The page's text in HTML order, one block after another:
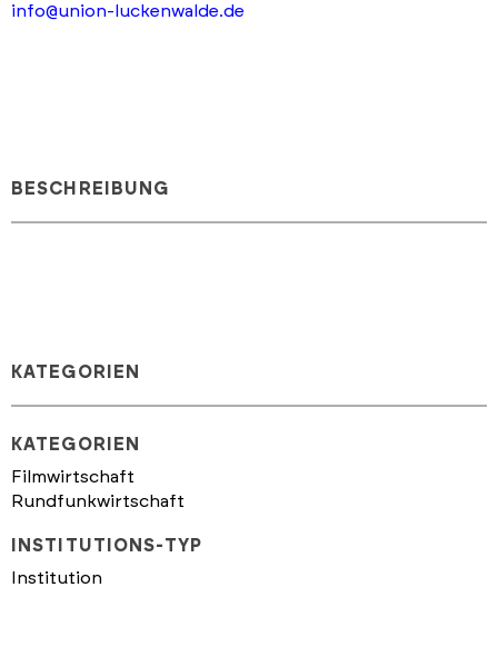
info@union-luckenwalde.de
BESCHREIBUNG
KATEGORIEN
KATEGORIEN
Filmwirtschaft
Rundfunkwirtschaft
INSTITUTIONS-TYP
Institution